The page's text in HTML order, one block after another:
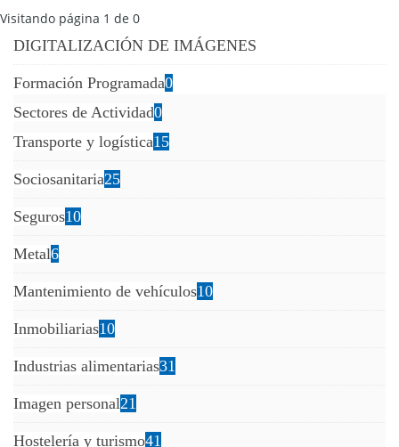
Visitando página 1 de 0
DIGITALIZACIÓN DE IMÁGENES
Formación Programada0
Sectores de Actividad0
Transporte y logística15
Sociosanitaria25
Seguros10
Metal6
Mantenimiento de vehículos10
Inmobiliarias10
Industrias alimentarias31
Imagen personal21
Hostelería y turismo41